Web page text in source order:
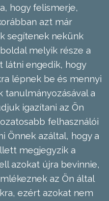
hogy felismerje,
azt már
segítenek nekünk
melyik része a
látni engedik, hogy
lépnek be és mennyi
tanulmányozásával a
igazítani az Ön
felhasználói
Önnek azáltal, hogy a
megjegyzik a
azokat újra bevinnie,
az Ön által
ezért azokat nem